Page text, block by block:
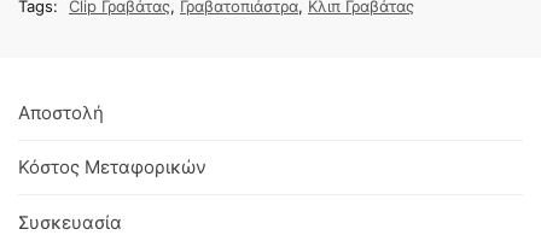
Tags:
Clip Γραβάτας, Γραβατοπιάστρα, Κλιπ Γραβάτας
Αποστολή
Κόστος Μεταφορικών
Συσκευασία